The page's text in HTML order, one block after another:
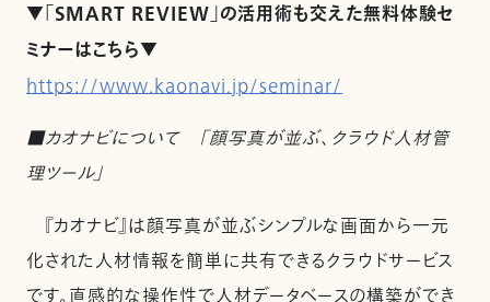
▼「SMART REVIEW」の活用術も交えた無料体験セ
ミナーはこちら▼
https://www.kaonavi.jp/seminar/
■カオナビについて 「顔写真が並ぶ、クラウド人材管
理ツール」
『カオナビ』は顔写真が並ぶシンプルな画面から一元
化された人材情報を簡単に共有できるクラウドサービス
です。直感的な操作性で人材データベースの構築ができ